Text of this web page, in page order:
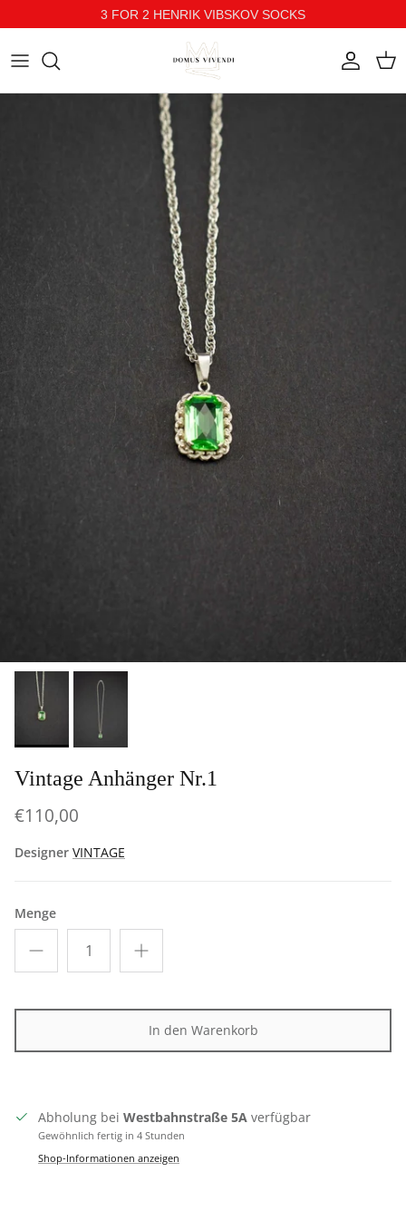
3 FOR 2 HENRIK VIBSKOV SOCKS
Konto
Vintage Anhänger Nr.1
€110,00
Designer VINTAGE
Menge
In den Warenkorb
Abholung bei Westbahnstraße 5A verfügbar
Gewöhnlich fertig in 4 Stunden
Shop-Informationen anzeigen